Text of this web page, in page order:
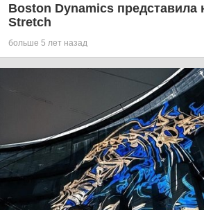
Boston Dynamics представила
Stretch
больше 5 лет назад